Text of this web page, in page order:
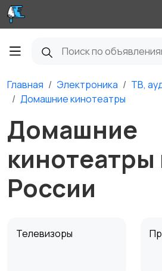
Главная Электроника
ТВ,
Домашние кинотеатры
Домашние
кинотеатры
России
Телевизоры